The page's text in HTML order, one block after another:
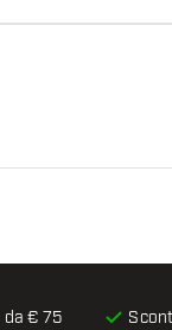
da € 75